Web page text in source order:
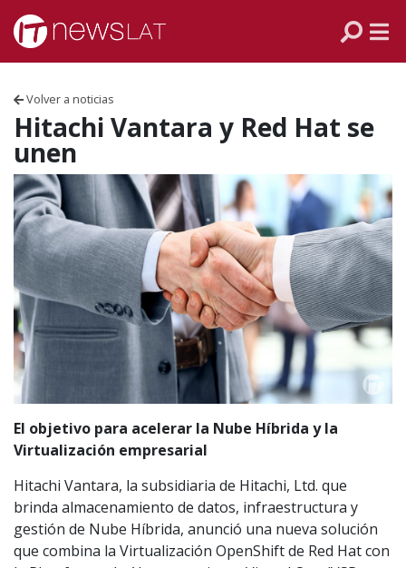
Skip to content
Volver a noticias
Hitachi Vantara y Red Hat se
unen
El objetivo para acelerar la Nube Híbrida y la
Virtualización empresarial
Hitachi Vantara, la subsidiaria de Hitachi, Ltd. que
brinda almacenamiento de datos, infraestructura y
gestión de Nube Híbrida, anunció una nueva solución
que combina la Virtualización OpenShift de Red Hat con
VENEZUELA
PERÚ
CHILE
ARGENTINA
MÉXICO